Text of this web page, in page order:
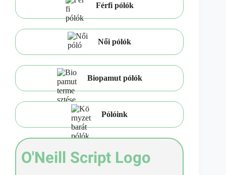
Férfi pólók
Női pólók
Biopamut pólók
Pólóink
O'Neill Script Logo